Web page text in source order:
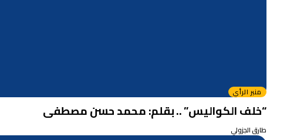
منبر الرأي
“خلف الكواليس” .. بقلم: محمد حسن مصطفى
طارق الجزولي